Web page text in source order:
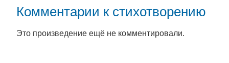
Комментарии к стихотворению
Это произведение ещё не комментировали.